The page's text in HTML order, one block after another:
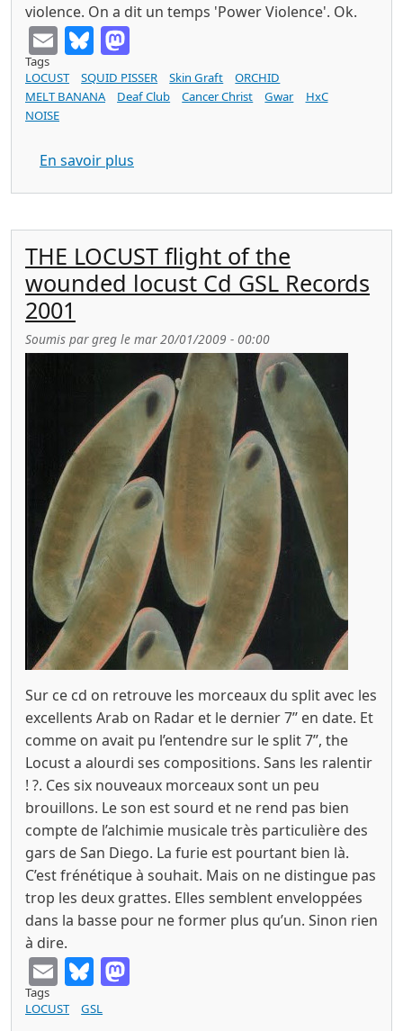
violence. On a dit un temps 'Power Violence'. Ok.
EmailBluesky
Tags
LOCUST
SQUID PISSER Skin Graft
ORCHID
MELT BANANA
Deaf Club Cancer Christ Gwar
HxC
NOISE
En savoir plus
THE LOCUST flight of the
wounded locust Cd GSL Records
2001
Soumis pargreg le mar 20/01/2009 - 00:00
Sur ce cd on retrouve les morceaux du split avec les
excellents Arab on Radar et le dernier 7’’ en date. Et
comme on avait pu l’entendre sur le split 7’’, the
Locust a alourdi ses compositions. Sans les ralentir
! ?. Ces six nouveaux morceaux sont un peu
brouillons. Le son est sourd et ne rend pas bien
compte de l’alchimie musicale très particulière des
gars de San Diego. La furie est pourtant bien là.
C’est frénétique à souhait. Mais on ne distingue pas
trop les deux grattes. Elles semblent enveloppées
dans la basse pour ne former plus qu’un. Sinon rien
à dire.
EmailBluesky
Tags
LOCUST
GSL